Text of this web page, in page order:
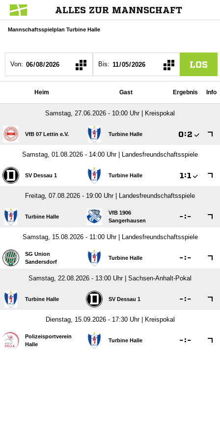
ALLES ZUR MANNSCHAFT
Mannschaftsspielplan Turbine Halle
Von: Bis: LOS
Heim Gast Ergebnis Info
Samstag, 27.06.2026 - 10:00 Uhr | Kreispokal
VfB 07 Lettin e.V. Turbine Halle :
Samstag, 01.08.2026 - 14:00 Uhr | Landesfreundschaftsspiele
SV Dessau 1 Turbine Halle  :
Freitag, 07.08.2026 - 19:00 Uhr | Landesfreundschaftsspiele
Turbine Halle
VfB 1906
Sangerhausen
:
Samstag, 15.08.2026 - 11:00 Uhr | Landesfreundschaftsspiele
SG Union
Sandersdorf
Turbine Halle :
Samstag, 22.08.2026 - 13:00 Uhr | Sachsen-Anhalt-Pokal
Turbine Halle SV Dessau 1 :
Dienstag, 15.09.2026 - 17:30 Uhr | Kreispokal
Polizeisportverein
Halle
Turbine Halle :